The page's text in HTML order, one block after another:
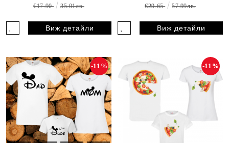
€17.90 35.01лв.
Виж детайли
€29.65 57.99лв.
Виж детайли
-11% -11%